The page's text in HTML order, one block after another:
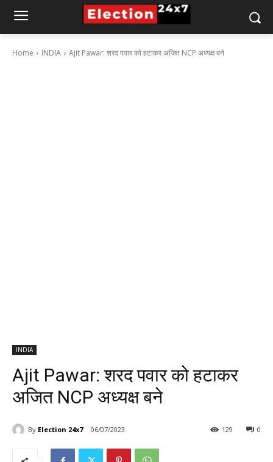
Home INDIA Ajit Pawar: शरद पवार को हटाकर अजित NCP अध्यक्ष बने
INDIA
Ajit Pawar: शरद पवार को हटाकर
अजित NCP अध्यक्ष बने
By Election 24x7 06/07/2023 0
129